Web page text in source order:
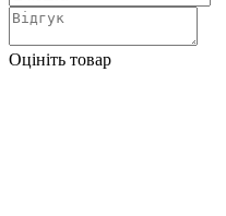
Оцініть товар